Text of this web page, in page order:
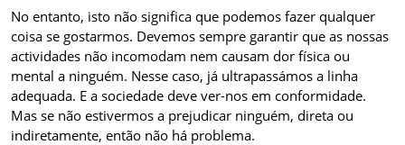
No entanto, isto não significa que podemos fazer qualquer
coisa se gostarmos. Devemos sempre garantir que as nossas
actividades não incomodam nem causam dor física ou
mental a ninguém. Nesse caso, já ultrapassámos a linha
adequada. E a sociedade deve ver-nos em conformidade.
Mas se não estivermos a prejudicar ninguém, direta ou
indiretamente, então não há problema.